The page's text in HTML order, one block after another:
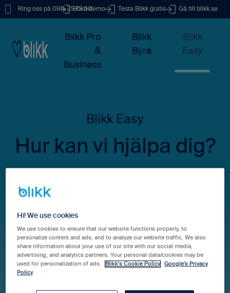
Ring oss på 0911-25 73 00
Boka demo Testa Blikk gratis Gå till blikk.se
Blikk Pro
&
Business
Blikk
Byrå
Blikk
Easy
Hur kan vi hjälpa dig?
Hjälpcenter Blikk easy Versionsnyheter
Hi! We use cookies
We use cookies to ensure that our website functions properly, to
personalize content and ads, and to analyze our website traffic. We also
share information about your use of our site with our social media,
advertising, and analytics partners. Your personal data/cookies may be
used for personalization of ads.
Blikk's Cookie Policy
Google’s Privacy
Policy